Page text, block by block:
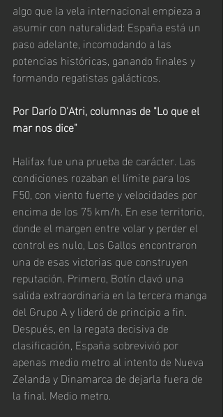
algo que la vela internacional empieza a
asumir con naturalidad: España está un
paso adelante, incomodando a las
potencias históricas, ganando finales y
formando regatistas galácticos.
Por Darío D'Atri, columnas de "Lo que el
mar nos dice"
Halifax fue una prueba de carácter. Las
condiciones rozaban el límite para los
F50, con viento fuerte y velocidades por
encima de los 75 km/h. En ese territorio,
donde el margen entre volar y perder el
control es nulo, Los Gallos encontraron
una de esas victorias que construyen
reputación. Primero, Botín clavó una
salida extraordinaria en la tercera manga
del Grupo A y lideró de principio a fin.
Después, en la regata decisiva de
clasificación, España sobrevivió por
apenas medio metro al intento de Nueva
Zelanda y Dinamarca de dejarla fuera de
la final. Medio metro.